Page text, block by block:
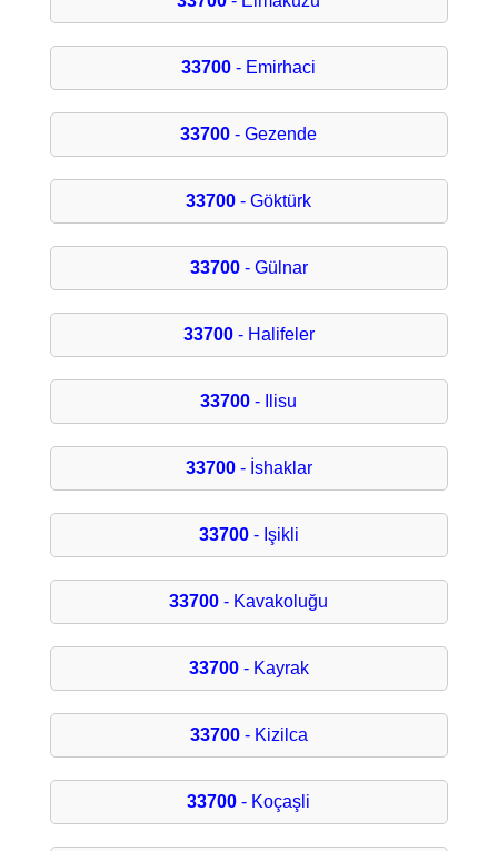
33700 - Emirhaci
33700 - Gezende
33700 - Göktürk
33700- Gülnar
33700- Halifeler
33700 - Ilisu
33700- İshaklar
33700- Işikli
33700 - Kavakoluğu
33700- Kayrak
33700- Kizilca
33700 - Koçaşli